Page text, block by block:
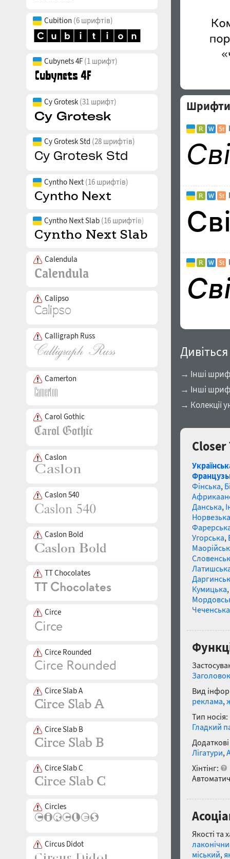
Cubition (6 шрифтів)
Cubynets 4F (1 шрифт)
Cy Grotesk (31 шрифт)
Cy Grotesk Std (28 шрифтів)
Cyntho Next (16 шрифтів)
Cyntho Next Slab (16 шрифтів)
Calendula
Calipso
Calligraph Russ
Camerton
Carol Gothic
Caslon
Caslon 540
Caslon Bold
TT Chocolates
Circe
Circe Rounded
Circe Slab A
Circe Slab B
Circe Slab C
Circles
Circus Didot
Шрифти
→ Інші
→ Інші
→ Колекції
Фінська,
Данська,
Норвезька
Угорська,
Кумицька,
Чеченська
Заголовок
Вид
реклама,
Тип носія:
Гладкий
Лігатури,
Хінтінг:
Якості та
міський,